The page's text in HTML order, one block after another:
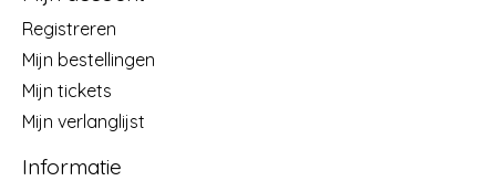
Registreren
Mijn bestellingen
Mijn tickets
Mijn verlanglijst
Informatie